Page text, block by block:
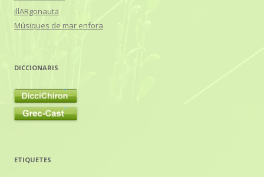
illARgonauta
Músiques de mar enfora
DICCIONARIS
ETIQUETES